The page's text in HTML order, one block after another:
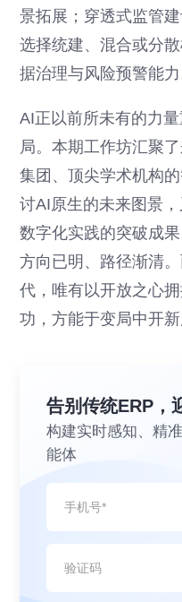
景拓展；穿透式监管
选择统建、混合或分
据治理与风险预警能力
AI正以前所未有的力
局。本期工作坊汇聚
集团、顶尖学术机构
讨AI原生的未来图景
数字化实践的突破成
方向已明、路径渐清
代，唯有以开放之心
功，方能于变局中开新
告别传统ERP，
构建实时感知、精
能体